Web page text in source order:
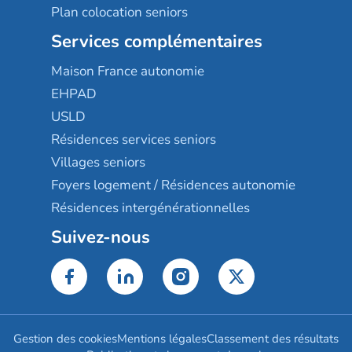
Plan colocation seniors
Services complémentaires
Maison France autonomie
EHPAD
USLD
Résidences services seniors
Villages seniors
Foyers logement / Résidences autonomie
Résidences intergénérationnelles
Suivez-nous
Gestion des cookiesMentions légalesClassement des résultats